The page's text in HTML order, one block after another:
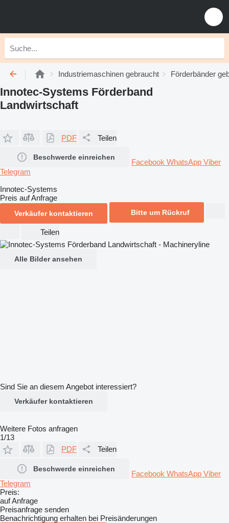
Industriemaschinen gebraucht Förderbänder
Innotec-Systems Förderband
Landwirtschaft
PDF Teilen
Beschwerde einreichen
Facebook WhatsApp Viber
Telegram
Innotec-Systems
Preis auf Anfrage
Verkäufer kontaktieren Bitte um Rückruf
Teilen
Alle Bilder ansehen
Sind Sie an diesem Angebot interessiert?
Verkäufer kontaktieren
Weitere Fotos anfragen
1/13
PDF
Teilen
Beschwerde einreichen
Facebook WhatsApp Viber
Telegram
Preis:
auf Anfrage
Preisanfrage senden
Benachrichtigung erhalten bei Preisänderungen